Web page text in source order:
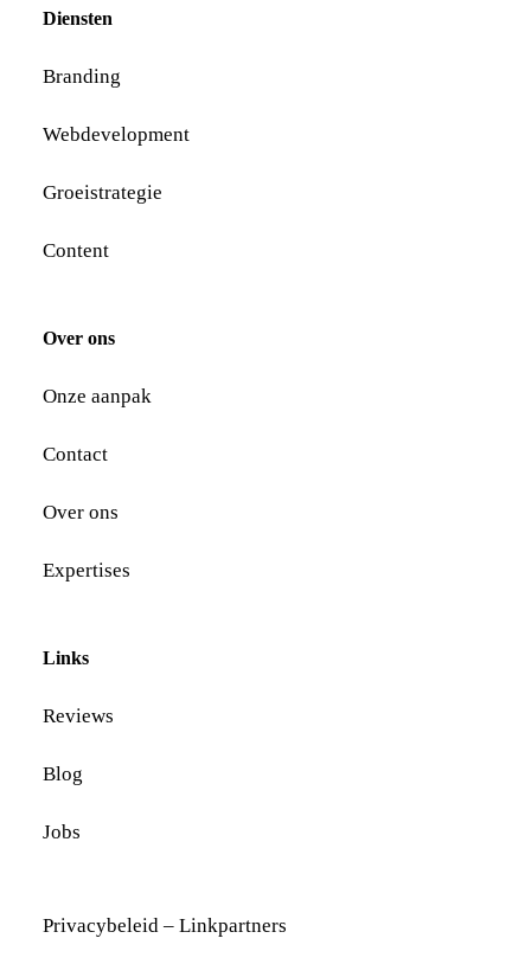
Diensten
Branding
Webdevelopment
Groeistrategie
Content
Over ons
Onze aanpak
Contact
Over ons
Expertises
Links
Reviews
Blog
Jobs
Privacybeleid – Linkpartners